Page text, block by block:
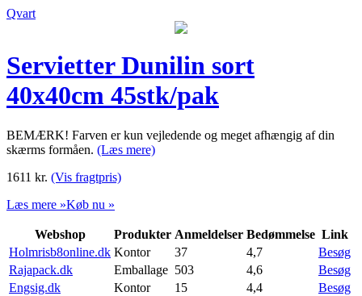
Qvart
Servietter Dunilin sort
40x40cm 45stk/pak
BEMÆRK! Farven er kun vejledende og meget afhængig af din
skærms formåen. (Læs mere)
1611 kr. (Vis fragtpris)
Læs mere »Køb nu »
Webshop Produkter Anmeldelser Bedømmelse Link
Holmrisb8online.dk Kontor 37 4,7
Besøg
Rajapack.dk
Emballage 503 4,6
Besøg
Engsig.dk
Kontor 15 4,4
Besøg